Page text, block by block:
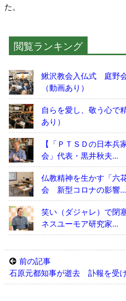
た。
閲覧ランキング
鰍沢教会入仏式 庭野
（動画あり）
自らを愛し、敬う心
あり）
【「ＰＴＳＤの日本
会」代表・黒井秋夫...
仏教精神を生かす「六
会 新型コロナの影響...
笑い（ダジャレ）で
ネスユーモア研究家...
前の記事
石原元都知事が逝去 訃報を受